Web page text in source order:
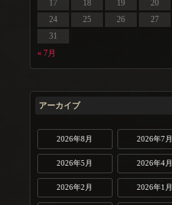
« 7月
17
18 19 20
24
25 26 27
31
アーカイブ
2026年8月 2026年7月
2026年5月 2026年4月
2026年2月 2026年1月